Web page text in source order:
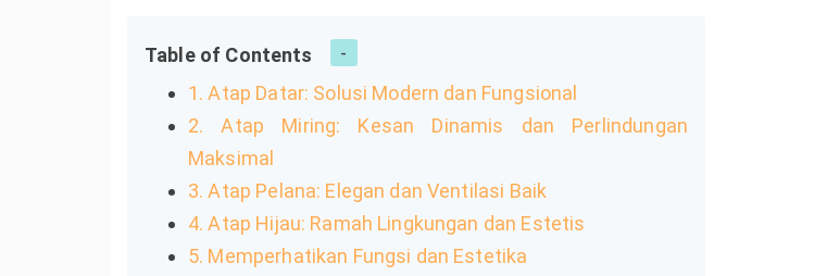
Table of Contents
1. Atap Datar: Solusi Modern dan Fungsional
2. Atap Miring: Kesan Dinamis dan Perlindungan
Maksimal
3. Atap Pelana: Elegan dan Ventilasi Baik
4. Atap Hijau: Ramah Lingkungan dan Estetis
5. Memperhatikan Fungsi dan Estetika